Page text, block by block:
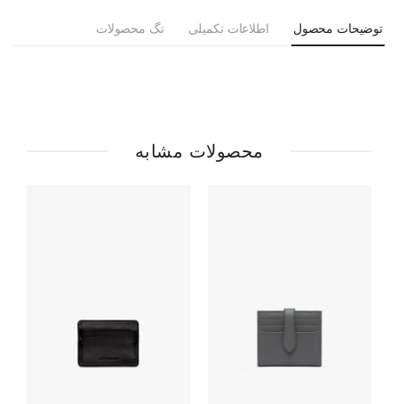
توضیحات محصول اطلاعات تکمیلی تگ محصولات
محصولات مشابه